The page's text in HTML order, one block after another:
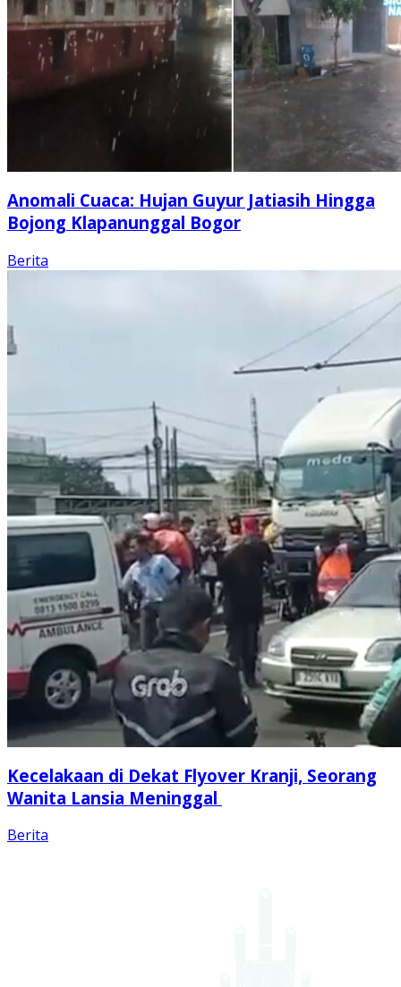
Anomali Cuaca: Hujan Guyur Jatiasih Hingga
Bojong Klapanunggal Bogor
Berita
Kecelakaan di Dekat Flyover Kranji, Seorang
Wanita Lansia Meninggal
Berita